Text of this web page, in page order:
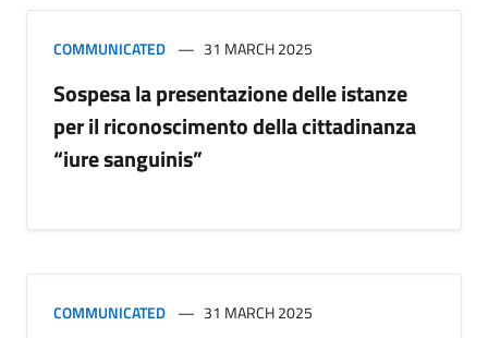
COMMUNICATED 31 MARCH 2025
Sospesa la presentazione delle istanze
per il riconoscimento della cittadinanza
“iure sanguinis”
COMMUNICATED 31 MARCH 2025